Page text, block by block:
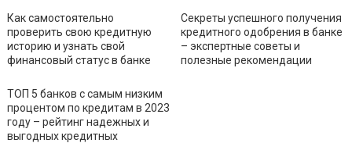
Как самостоятельно
проверить свою кредитную
историю и узнать свой
финансовый статус в банке
Секреты успешного получения
кредитного одобрения в банке
– экспертные советы и
полезные рекомендации
ТОП 5 банков с самым низким
процентом по кредитам в 2023
году – рейтинг надежных и
выгодных кредитных